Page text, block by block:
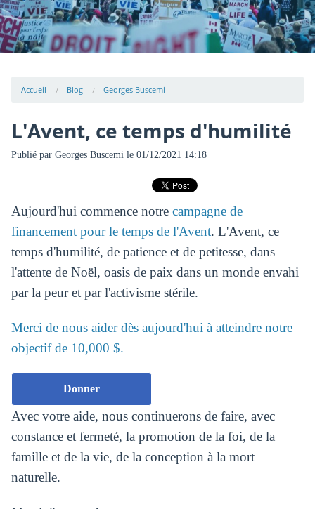
Accueil Blog Georges Buscemi
L'Avent, ce temps d'humilité
Publié par Georges Buscemile 01/12/2021 14:18
Aujourd'hui commence notre campagne de
financement pour le temps de l'Avent. L'Avent, ce
temps d'humilité, de patience et de petitesse, dans
l'attente de Noël, oasis de paix dans un monde envahi
par la peur et par l'activisme stérile.
Merci de nous aider dès aujourd'hui à atteindre notre
objectif de 10,000 $.
Donner
Avec votre aide, nous continuerons de faire, avec
constance et fermeté, la promotion de la foi, de la
famille et de la vie, de la conception à la mort
naturelle.